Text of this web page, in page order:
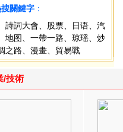
關鍵字 ：
詩詞大會 股票 日语
汽
地图 一帶一路 琼瑶
炒
之路 漫畫 貿易戰
/技術